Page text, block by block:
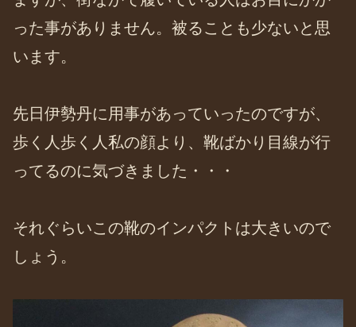
った事がありません。被ることも少ないと思
います。
先日伊勢丹に用事があっていったのですが、
歩く人歩く人私の顔より、靴ばかり目線が行
ってるのに気づきました・・・
それぐらいこの靴のインパクトは大きいので
しょう。